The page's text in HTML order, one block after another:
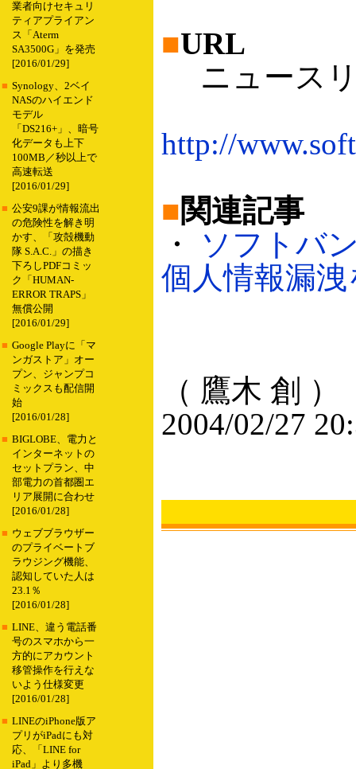
業者向けセキュリ
ティアプライアン
ス「Aterm
SA3500G」を発売
[2016/01/29]
■ Synology、2ベイ
NASのハイエンド
モデル
「DS216+」、暗号
化データも上下
100MB／秒以上で
高速転送
[2016/01/29]
■ 公安9課が情報流出
の危険性を解き明
かす、「攻殻機動
隊 S.A.C.」の描き
下ろしPDFコミッ
ク「HUMAN-
ERROR TRAPS」
無償公開
[2016/01/29]
■ Google Playに「マ
ンガストア」オー
プン、ジャンプコ
ミックスも配信開
始
[2016/01/28]
■ BIGLOBE、電力と
インターネットの
セットプラン、中
部電力の首都圏エ
リア展開に合わせ
[2016/01/28]
■ ウェブブラウザー
のプライベートブ
ラウジング機能、
認知していた人は
23.1％
[2016/01/28]
■ LINE、違う電話番
号のスマホから一
方的にアカウント
移管操作を行えな
いよう仕様変更
[2016/01/28]
■ LINEのiPhone版ア
プリがiPadにも対
応、「LINE for
iPad」より多機
■URL
ニュース
http://
■関連記事
・
ソフトバ
個人情報漏洩
（ 鷹木 創 ）
2004/02/27